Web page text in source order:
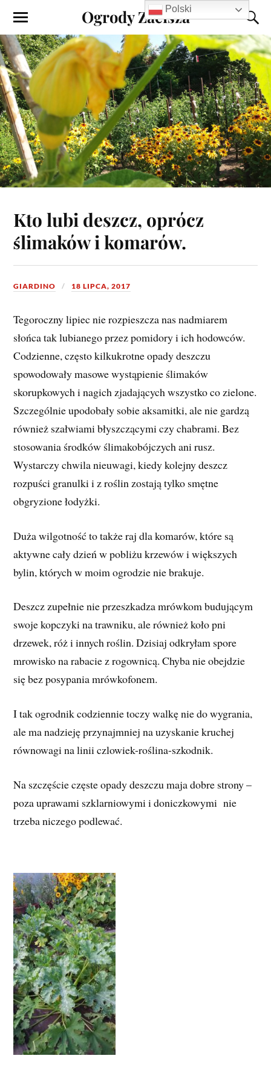
Ogrody Zacisza
Kto lubi deszcz, oprócz
ślimaków i komarów.
GIARDINO 18 LIPCA, 2017
Tegoroczny lipiec nie rozpieszcza nas nadmiarem
słońca tak lubianego przez pomidory i ich hodowców.
Codzienne, często kilkukrotne opady deszczu
spowodowały masowe wystąpienie ślimaków
skorupkowych i nagich zjadających wszystko co zielone.
Szczególnie upodobały sobie aksamitki, ale nie gardzą
również szałwiami błyszczącymi czy chabrami. Bez
stosowania środków ślimakobójczych ani rusz.
Wystarczy chwila nieuwagi, kiedy kolejny deszcz
rozpuści granulki i z roślin zostają tylko smętne
obgryzione łodyżki.
Duża wilgotność to także raj dla komarów, które są
aktywne cały dzień w pobliżu krzewów i większych
bylin, których w moim ogrodzie nie brakuje.
Deszcz zupełnie nie przeszkadza mrówkom budującym
swoje kopczyki na trawniku, ale również koło pni
drzewek, róż i innych roślin. Dzisiaj odkryłam spore
mrowisko na rabacie z rogownicą. Chyba nie obejdzie
się bez posypania mrówkofonem.
I tak ogrodnik codziennie toczy walkę nie do wygrania,
ale ma nadzieję przynajmniej na uzyskanie kruchej
równowagi na linii czlowiek-roślina-szkodnik.
Na szczęście częste opady deszczu maja dobre strony –
poza uprawami szklarniowymi i doniczkowymi nie
trzeba niczego podlewać.
Polski